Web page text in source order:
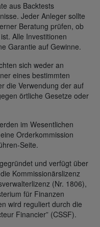
aus Backtests
Jeder Anleger sollte
Beratung prüfen, ob
Alle Investitionen
Garantie auf Gewinne.
sich weder an
eines bestimmten
die Verwendung der auf
örtliche Gesetze oder
im Wesentlichen
Orderkommission
Seite.
und verfügt über
Kommissionärslizenz
(Nr. 1806),
für Finanzen
wird reguliert durch die
Financier” (CSSF).